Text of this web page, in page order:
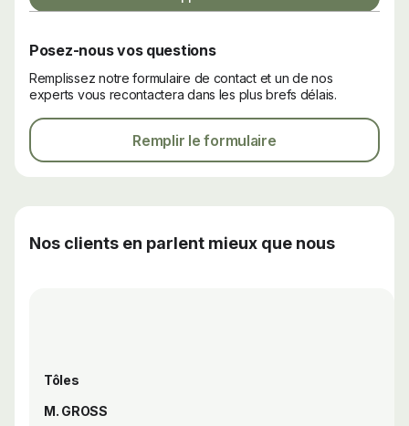
Posez-nous vos questions
Remplissez notre formulaire de contact et un de nos
experts vous recontactera dans les plus brefs délais.
Remplir le formulaire
Nos clients en parlent mieux que nous
Tôles
M. GROSS